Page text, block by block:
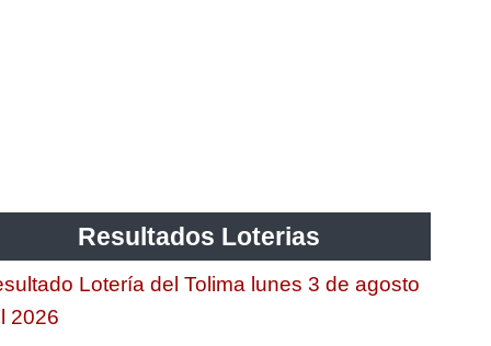
Resultados Loterias
Lotería del Tolima lunes 3 de agosto
2026